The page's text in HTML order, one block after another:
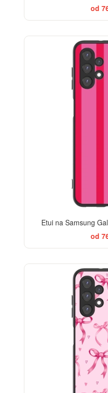
od
Etui na Samsung
od